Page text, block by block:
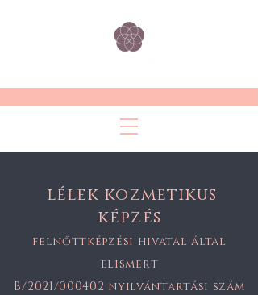
lélek kozmetikus
képzés
felnőttképzési hivatal által
elismert
B/2021/000402 nyilvántartási szám